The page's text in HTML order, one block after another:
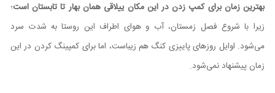
بهترین زمان برای کمپ زدن در این مکان ییلاقی همان بهار تا تابستان است؛
زیرا با شروع فصل زمستان، آب و هوای اطراف این روستا به شدت سرد
می‌شود. اوایل روزهای پاییزی کنگ هم زیباست، اما برای کمپینگ کردن در این
زمان پیشنهاد نمی‌شود.